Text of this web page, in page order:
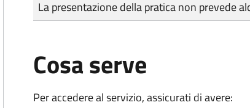
La presentazione della pratica non prevede
Cosa serve
Per accedere al servizio, assicurati di avere: